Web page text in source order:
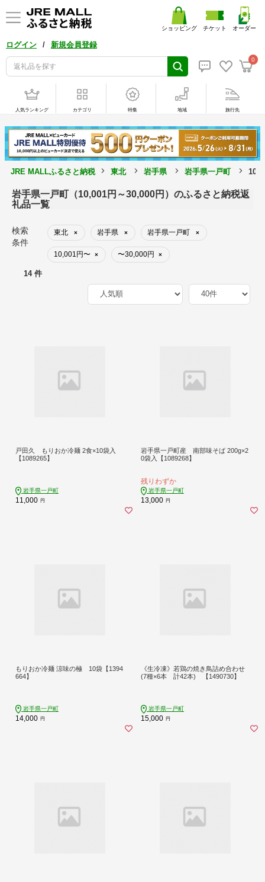
ログイン / 新規会員登録
0
ショッピング チケット オーダー
人気ランキング カテゴリ 特集 地域 旅行先
JRE MALLふるさと納税 東北 岩手県 岩手県一戸町
岩手県一戸町（10,001円～30,000円）のふるさと納税返
礼品一覧
検索
条件
東北 × 岩手県 × 岩手県一戸町 ×
10,001円〜 × 〜30,000円 ×
14 件
戸田久 もりおか冷麺 2食×10袋入
【1089265】
岩手県一戸町
11,000 円
岩手県一戸町産 南部味そば 200g×2
0袋入【1089268】
残りわずか
岩手県一戸町
13,000 円
もりおか冷麺 涼味の極 10袋【1394
664】
岩手県一戸町
14,000 円
《生冷凍》若鶏の焼き鳥詰め合わせ
(7種×6本 計42本) 【1490730】
岩手県一戸町
15,000 円